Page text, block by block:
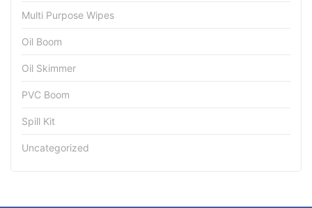
Multi Purpose Wipes
Oil Boom
Oil Skimmer
PVC Boom
Spill Kit
Uncategorized